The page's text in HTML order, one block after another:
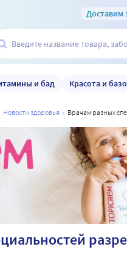
Доставим
и бад Красота и
новости здоровья врачам разных